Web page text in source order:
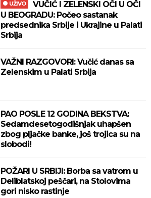
UŽIVO
U BEOGRADU: Počeo sastanak
predsednika Srbije i Ukrajine u Palati
Srbija
VAŽNI RAZGOVORI: Vučić danas sa
Zelenskim u Palati Srbija
PAO POSLE 12 GODINA BEKSTVA:
Sedamdesetogodišnjak uhapšen
zbog pljačke banke, još trojica su na
slobodi!
POŽARI U SRBIJI: Borba sa vatrom u
Deliblatskoj peščari, na Stolovima
gori nisko rastinje